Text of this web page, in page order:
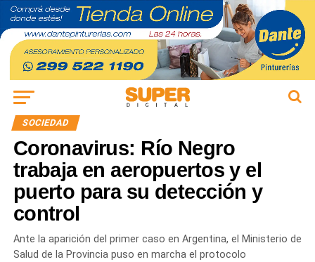
SOCIEDAD
Coronavirus: Río Negro
trabaja en aeropuertos y el
puerto para su detección y
control
Ante la aparición del primer caso en Argentina, el Ministerio de
Salud de la Provincia puso en marcha el protocolo